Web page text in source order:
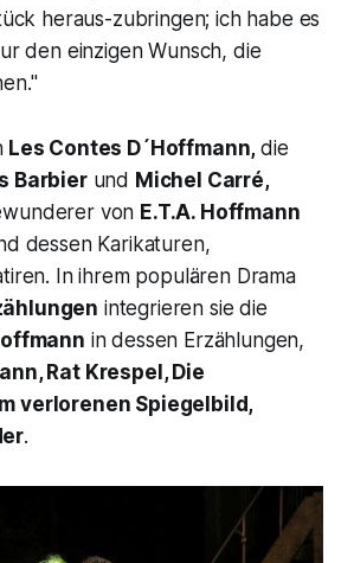
heraus-zubringen; ich habe es
den einzigen Wunsch, die
Les Contes D´Hoffmann, die
Barbierund Michel Carré,
von E.T.A. Hoffmann
dessen Karikaturen,
In ihrem populären Drama
integrieren sie die
in dessen Erzählungen,
Rat Krespel, Die
verlorenen Spiegelbild,
.